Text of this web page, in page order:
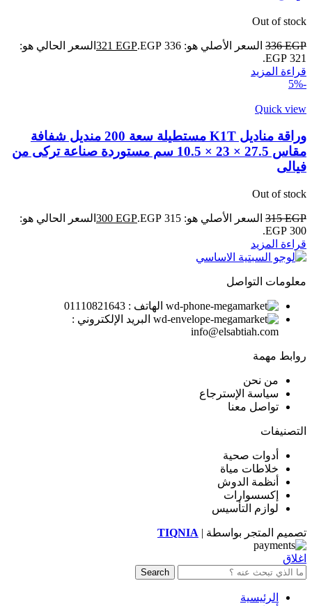
Out of stock
336EGP السعر الأصلي هو: 336 EGP. 321 EGP
السعر الحالي هو:
321 EGP.
قراءة المزيد
-5%
Quick view
وراقة مناديل K1T مستطيلة سعة 200 منديل شفافة
مقاس 27.5 × 23 × 10.5 سم مستوردة صناعة تركى من
فيالى
Out of stock
315EGP السعر الأصلي هو: 315 EGP. 300 EGP
السعر الحالي هو:
300 EGP.
قراءة المزيد
معلومات التواصل
الهاتف : 01110821643
البريد الإلكتروني :
info@elsabtiah.com
روابط مهمة
من نحن
سياسة الإسترجاع
تواصل معنا
التصنيفات
أدوات صحية
خلاطات مياة
أنظمة الدوش
إكسسوارات
لوازم التأسيس
تصميم المتجر بواسطة | TIQNIA
اغلاق
Search
الرئيسية